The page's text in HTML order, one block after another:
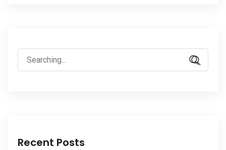
Search
for:
Recent Posts